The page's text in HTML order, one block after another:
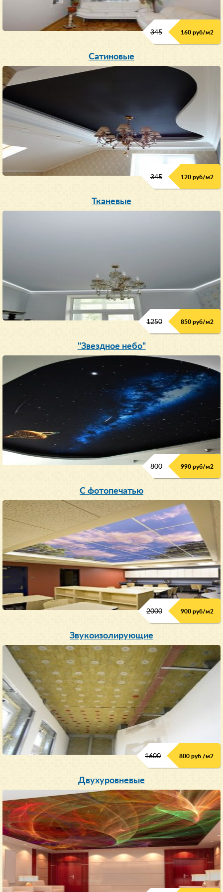
345 160 руб/м2
Сатиновые
345 120 руб/м2
Тканевые
1250 850 руб/м2
"Звездное небо"
800 990 руб/м2
С фотопечатью
2000 900 руб/м2
Звукоизолирующие
1600 800 руб./м2
Двухуровневые